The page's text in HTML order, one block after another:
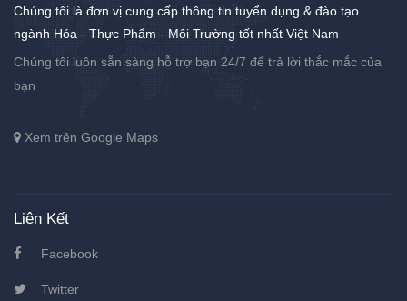
Chúng tôi là đơn vị cung cấp thông tin tuyển dụng & đào tạo
ngành Hóa - Thực Phẩm - Môi Trường tốt nhất Việt Nam
Chúng tôi luôn sẵn sàng hỗ trợ bạn 24/7 để trả lời thắc mắc của
bạn
Xem trên Google Maps
Liên Kết
Facebook
Twitter